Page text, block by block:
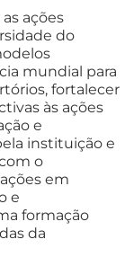
ações
do
mundial para
fortalecer
às ações
e
instituição e
o
em
e
formação
da